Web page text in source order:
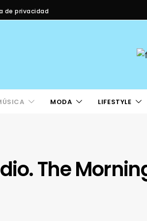
de privacidad
MODA LIFESTYLE
The